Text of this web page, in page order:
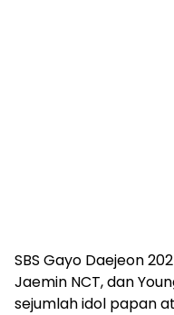
SBS Gayo Daejeon
Jaemin NCT, dan
sejumlah idol papan